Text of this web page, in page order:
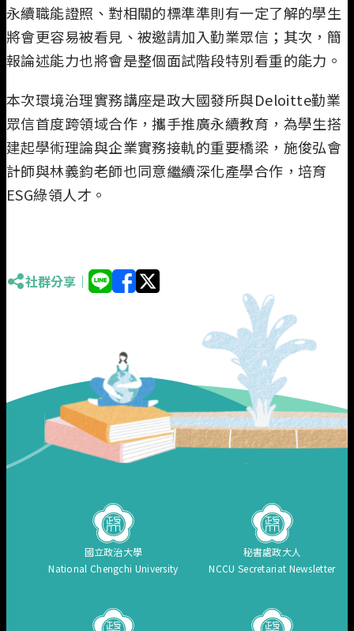
永續職能證照、對相關的標準準則有一定了解的學生
將會更容易被看見、被邀請加入勤業眾信；其次，簡
報論述能力也將會是整個面試階段特別看重的能力。
本次環境治理實務講座是政大國發所與Deloitte勤業
眾信首度跨領域合作，攜手推廣永續教育，為學生搭
建起學術理論與企業實務接軌的重要橋梁，施俊弘會
計師與林義鈞老師也同意繼續深化產學合作，培育
ESG綠領人才。
社群分享｜
國立政治大學
National Chengchi University
秘書處政大人
NCCU Secretariat Newsletter